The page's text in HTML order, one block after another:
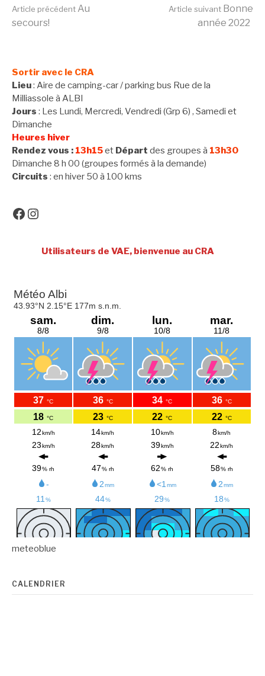
Lire
la
suite
Article précédent Au
secours!
Article suivant Bonne
année 2022
Sortir avec le CRA
Lieu: Aire de camping-car / parking bus Rue de la
Milliassole à ALBI
Jours : Les Lundi, Mercredi, Vendredi (Grp 6) , Samedi et
Dimanche
Heures hiver
Rendez vous : 13h15et Départ des groupes à 13h30
Dimanche 8 h 00 (groupes formés à la demande)
Circuits : en hiver 50 à 100 kms
Facebook
Utilisateurs de VAE, bienvenue au CRA
meteoblue
CALENDRIER